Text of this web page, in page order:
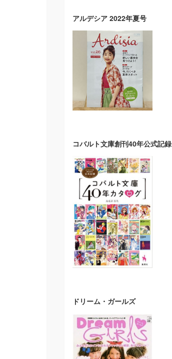
アルデシア 2022年夏号
コバルト文庫創刊40年公式記録
ドリーム・ガールズ